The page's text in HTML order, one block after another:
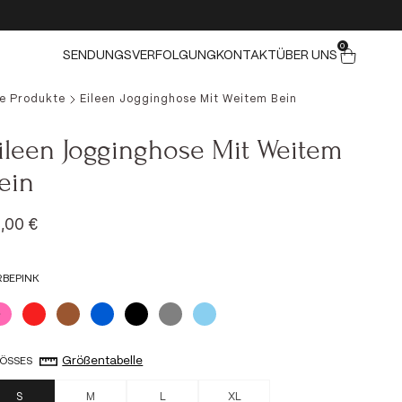
SENDUNGSVERFOLGUNG KONTAKTÜBER UNSWarenkorb
0 ELEMENTE
0
Produkte Eileen Jogginghose Mit Weitem Bein
Jogginghose Mit Weitem
€
PINK
Pink Rot BraunBlau Schwarz
GrauHellblau
S Größentabelle
S M XL